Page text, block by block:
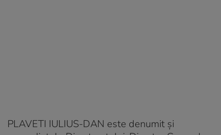
PLAVETI IULIUS-DAN este denumit și